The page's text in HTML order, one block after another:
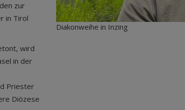
zur
in Tirol
wird
in der
Priester
Diözese
Diakonweihe in Inzing